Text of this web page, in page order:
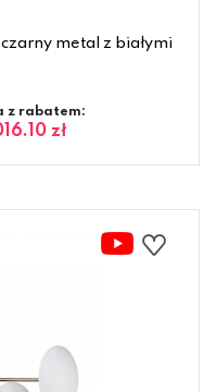
metal z białymi
z rabatem:
zł